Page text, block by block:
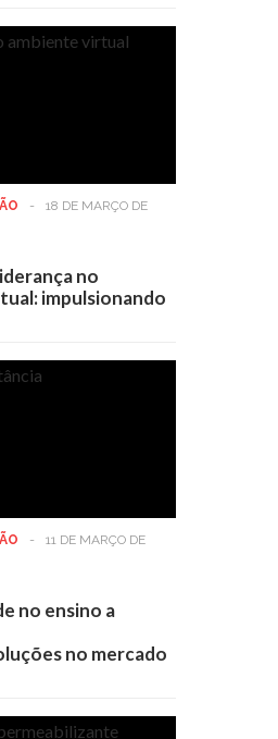
-
18 DE MARÇO DE
no
impulsionando
-
11 DE MARÇO DE
no ensino a
no mercado